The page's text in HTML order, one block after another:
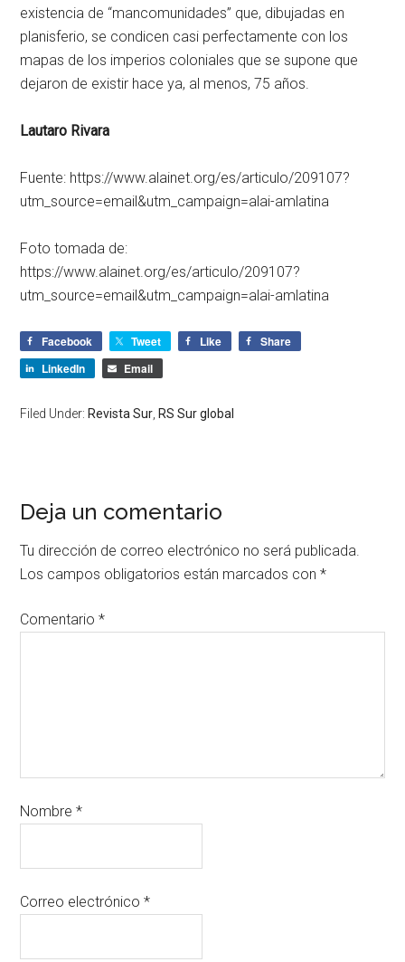
existencia de “mancomunidades” que, dibujadas en
planisferio, se condicen casi perfectamente con los
mapas de los imperios coloniales que se supone que
dejaron de existir hace ya, al menos, 75 años.
Lautaro Rivara
Fuente: https://www.alainet.org/es/articulo/209107?
utm_source=email&utm_campaign=alai-amlatina
Foto tomada de:
https://www.alainet.org/es/articulo/209107?
utm_source=email&utm_campaign=alai-amlatina
Facebook Tweet Like
Share
LinkedIn
Email
Filed Under: Revista Sur RS Sur global
Deja un comentario
Tu dirección de correo electrónico no será publicada.
Los campos obligatorios están marcados con*
Comentario*
Nombre*
Correo electrónico*